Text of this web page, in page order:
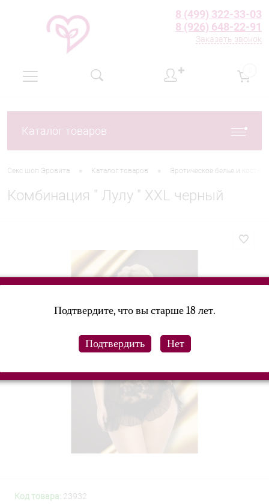
8 (499) 322-33-03
8 (926) 648-22-91
Заказать звонок
✚
Каталог товаров
Секс шоп Эровита Каталог товаров Эротическое белье и
Комбинация " Лулу " XXL черный
Код товара: 23932
Подтвердите, что вы старше 18 лет.